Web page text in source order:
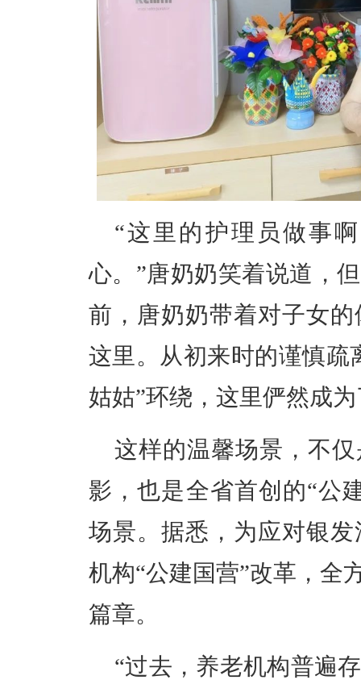
“这里的护理员做事
心。 ”唐奶奶笑着说道，
前，唐奶奶带着对子女
这里。从初来时的谨慎疏
姑姑”环绕，这里俨然成
这样的温馨场景，不
影，也是全省首创的“公
场景。据悉，为应对银
机构“公建国营”改革，全
篇章。
“过去，养老机构普遍